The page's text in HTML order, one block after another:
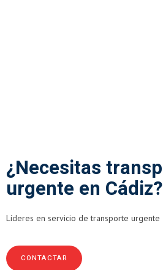
¿Necesitas
urgente en Cádiz?
Líderes en servicio de transporte urgente
CONTACTAR